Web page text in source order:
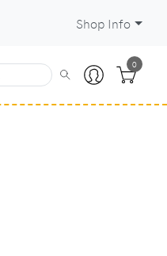
Shop Info
0